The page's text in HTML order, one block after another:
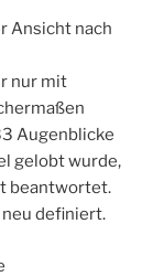
Ansicht nach
nur mit
Augenblicke
gelobt wurde,
beantwortet.
definiert.